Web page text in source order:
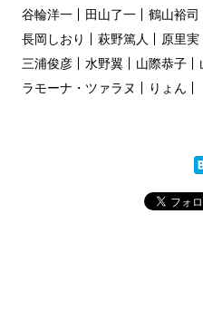
谷輪洋一
田山了一 鶴山裕司
長岡しおり
萩野篤人 原里実
三浦俊彦
水野翼 山際恭子
ラモーナ・ツァラヌ
りょん